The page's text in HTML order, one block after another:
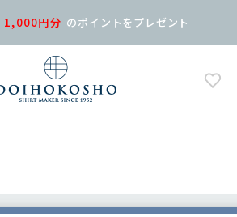
1,000円分 のポイントをプレゼント